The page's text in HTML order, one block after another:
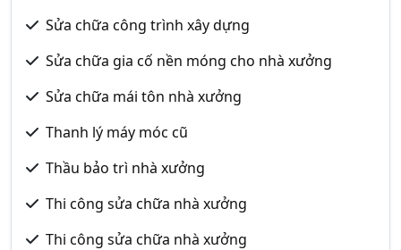
Sửa chữa công trình xây dựng
Sửa chữa gia cố nền móng cho nhà xưởng
Sửa chữa mái tôn nhà xưởng
Thanh lý máy móc cũ
Thầu bảo trì nhà xưởng
Thi công sửa chữa nhà xưởng
Thi công sửa chữa nhà xưởng